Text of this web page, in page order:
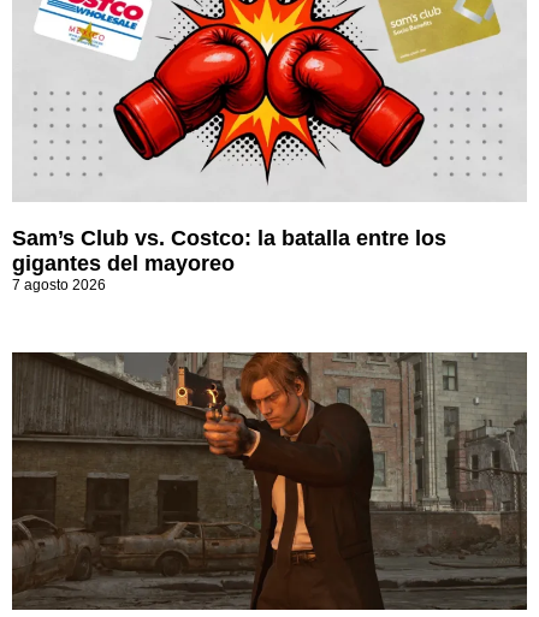
Sam’s Club vs. Costco: la batalla entre los
gigantes del mayoreo
7 agosto 2026